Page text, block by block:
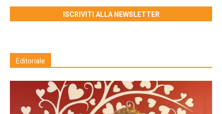
ISCRIVITI ALLA NEWSLETTER
Editoriale